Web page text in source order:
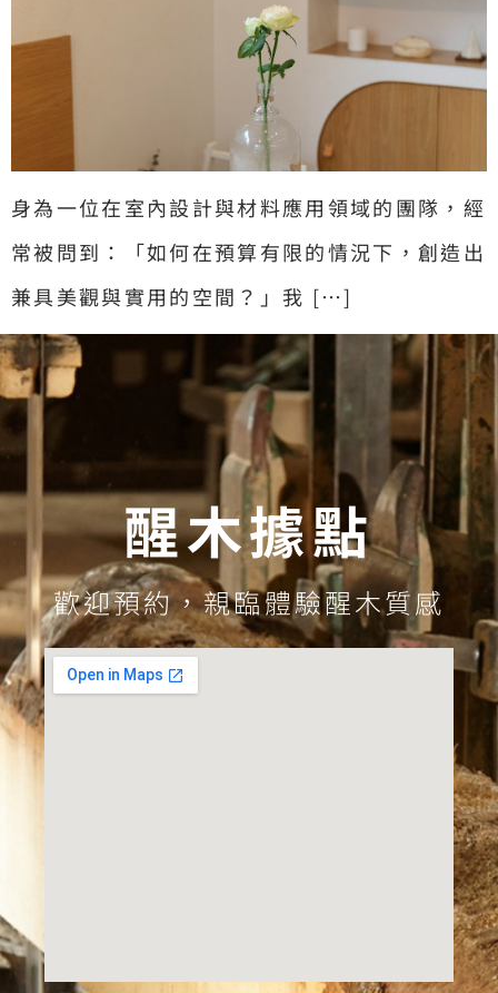
身為一位在室內設計與材料應用領域的團隊，經
常被問到：「如何在預算有限的情況下，創造出
兼具美觀與實用的空間？」我 […]
醒木據點
歡迎預約，親臨體驗醒木質感